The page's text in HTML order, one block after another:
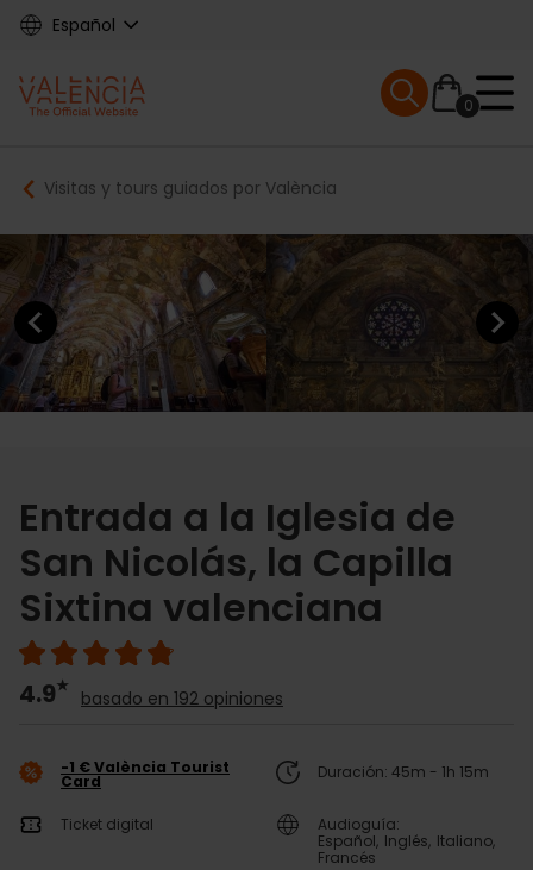
Skip
content
Español
Main
navigation
0
Mobile menu
Breadcrumb
Visitas y tours guiados por València
Previous element Next
Entrada a la Iglesia de
San Nicolás, la Capilla
Sixtina valenciana
4.9 basado en 192 opiniones
-1 € València Tourist
Card Duración: 45m - 1h 15m
Ticket digital
Audioguía:
Español Inglés Italiano
Francés